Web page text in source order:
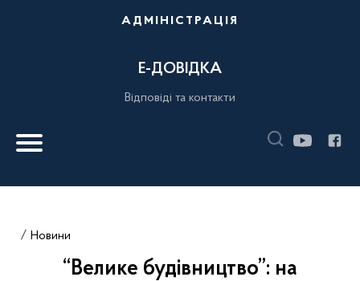
адміністрація
Е-ДОВІДКА
Відповіді та контакти
Новини
“Велике будівництво”: на